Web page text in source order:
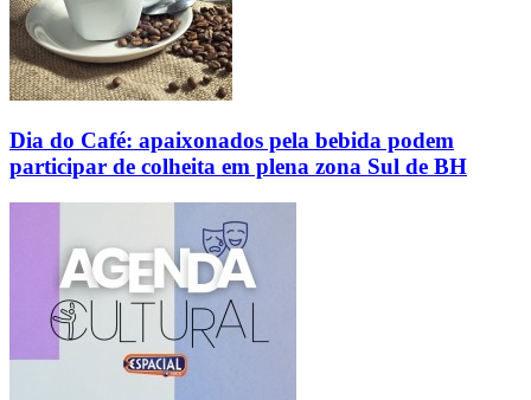
Dia do Café: apaixonados pela bebida podem
participar de colheita em plena zona Sul de BH